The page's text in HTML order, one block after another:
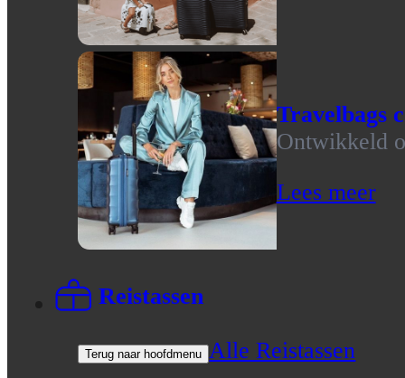
Travelbags
Ontwikkeld
Lees meer
Reistassen
Terug naar hoofdmenu
Alle Reistassen